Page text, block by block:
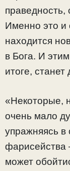
праведность,
Именно это и
находится
в Бога. И
итоге,
«Некоторые,
очень мало
упражняясь
фарисейства
может